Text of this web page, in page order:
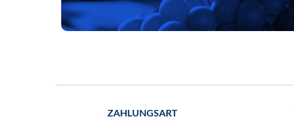
ZAHLUNGSART